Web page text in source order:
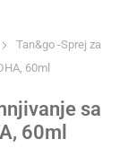
Tan&go -Sprej za
60ml
sa
60ml